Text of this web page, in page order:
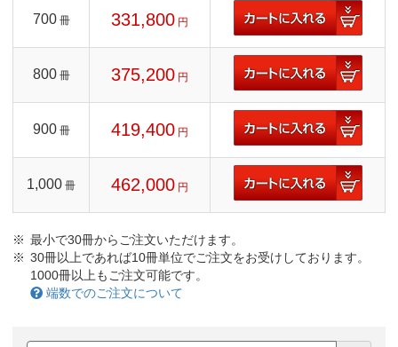
700 冊 331,800 円
800 冊 375,200 円
900 冊 419,400 円
1,000 冊 462,000 円
最小で30冊からご注文いただけます。
30冊以上であれば10冊単位でご注文をお受けしております。
1000冊以上もご注文可能です。
端数でのご注文について